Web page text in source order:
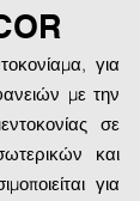
για
με την
σε
και
για